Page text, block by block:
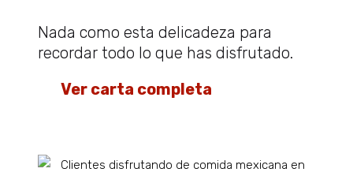
Nada como esta delicadeza para
recordar todo lo que has disfrutado.
Ver carta completa